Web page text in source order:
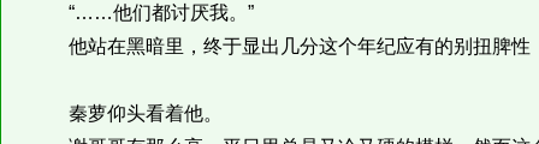
“……他们都讨厌我。”
他站在黑暗里，终于显出几分这个年纪应有的别扭脾性
秦萝仰头看着他。